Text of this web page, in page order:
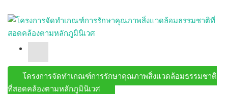
โครงการจัดทำเกณฑ์การรักษาคุณภาพสิ่งแวดล้อมธรรมชาติ
ที่สอดคล้องตามหลักภูมินิเวศ